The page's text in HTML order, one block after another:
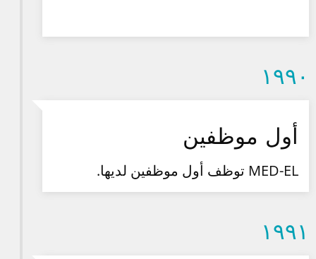
۱۹۹۰
أول موظفين
MED-EL توظف أول موظفين لديها.
۱۹۹۱